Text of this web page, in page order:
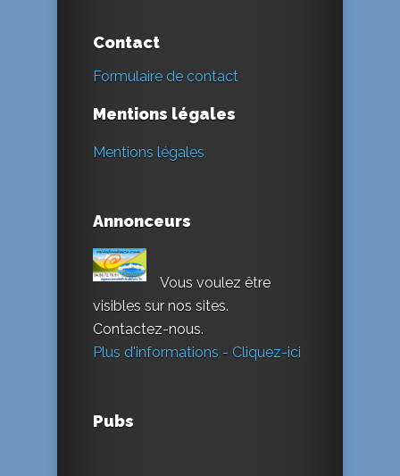
Contact
Formulaire de contact
Mentions légales
Mentions légales
Annonceurs
Vous voulez être
visibles sur nos sites.
Contactez-nous.
Plus d'informations - Cliquez-ici
Pubs